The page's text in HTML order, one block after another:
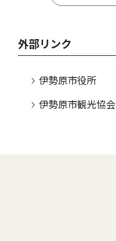
外部リンク
伊勢原市役所
伊勢原市観光協会